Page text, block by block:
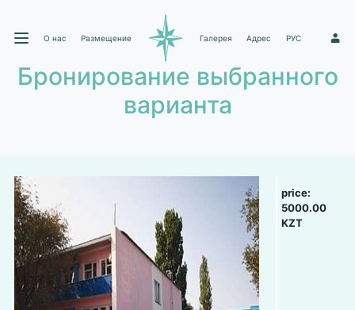
О нас Размещение Галерея Адрес РУС 1
Бронирование выбранного
варианта
price:
5000.00
KZT